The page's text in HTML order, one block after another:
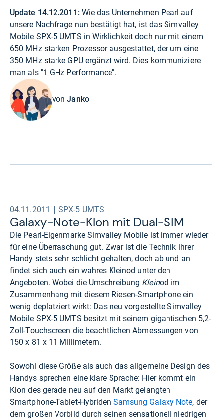
Update 14.12.2011: Wie das Unternehmen Pearl auf
unsere Nachfrage nun bestätigt hat, ist das Simvalley
Mobile SPX-5 UMTS in Wirklichkeit doch nur mit einem
650 MHz starken Prozessor ausgestattet, der um eine
350 MHz starke GPU ergänzt wird. Dies kommuniziere
man als "1 GHz Performance".
vonJanko
04.11.2011 SPX-5 UMTS
Galaxy-​Note-​Klon mit Dual-​SIM
Die Pearl-Eigenmarke Simvalley Mobile ist immer wieder
für eine Überraschung gut. Zwar ist die Technik ihrer
Handy stets sehr schlicht gehalten, doch ab und an
findet sich auch ein wahres Kleinod unter den
Angeboten. Wobei die Umschreibung Kleinod im
Zusammenhang mit diesem Riesen-Smartphone ein
wenig deplatziert wirkt: Das neu vorgestellte Simvalley
Mobile SPX-5 UMTS besitzt mit seinem gigantischen 5,2-
Zoll-Touchscreen die beachtlichen Abmessungen von
150 x 81 x 11 Millimetern.
Sowohl diese Größe als auch das allgemeine Design des
Handys sprechen eine klare Sprache: Hier kommt ein
Klon des gerade neu auf den Markt gelangten
Smartphone-Tablet-Hybriden Samsung Galaxy Note, der
dem großen Vorbild durch seinen sensationell niedrigen